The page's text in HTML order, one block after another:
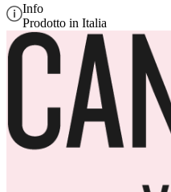
Info
Prodotto in Italia